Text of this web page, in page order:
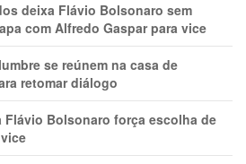
deixa Flávio Bolsonaro sem
com Alfredo Gaspar para vice
se reúnem na casa de
retomar diálogo
Flávio Bolsonaro força escolha de